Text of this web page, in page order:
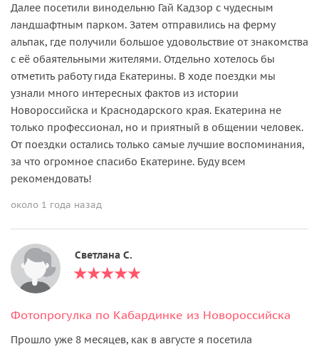
Далее посетили винодельню Гай Кадзор с чудесным
ландшафтным парком. Затем отправились на ферму
альпак, где получили большое удовольствие от знакомства
с её обаятельными жителями. Отдельно хотелось бы
отметить работу гида Екатерины. В ходе поездки мы
узнали много интересных фактов из истории
Новороссийска и Краснодарского края. Екатерина не
только профессионал, но и приятный в общении человек.
От поездки остались только самые лучшие воспоминания,
за что огромное спасибо Екатерине. Буду всем
рекомендовать!
около 1 года назад
Светлана С.
Фотопрогулка по Кабардинке из Новороссийска
Прошло уже 8 месяцев, как в августе я посетила